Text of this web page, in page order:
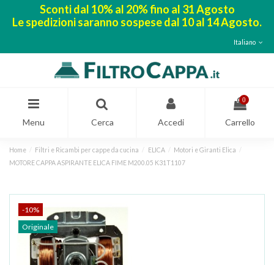
Sconti dal 10% al 20% fino al 31 Agosto
Le spedizioni saranno sospese dal 10 al 14 Agosto.
Italiano
Menu Cerca Accedi
0
Carrello
Home Filtri e Ricambi per cappe da cucina ELICA
Motori e Giranti Elica
MOTORE CAPPA ASPIRANTE ELICA FIME M200.05 K31T1107
-10%
Originale